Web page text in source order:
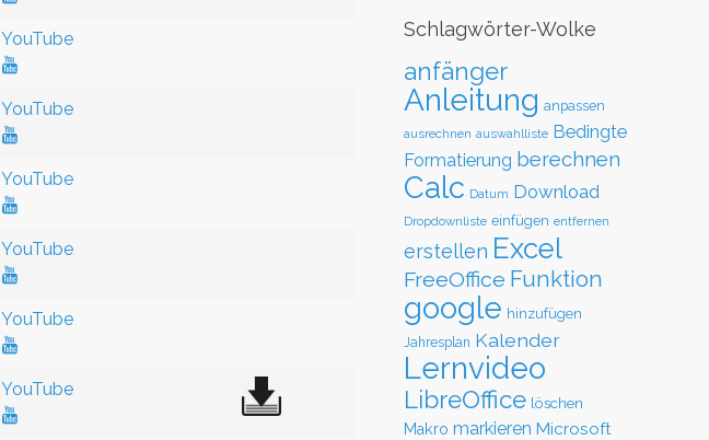
YouTube
YouTube
YouTube
YouTube
YouTube
YouTube
Schlagwörter-Wolke
anfänger
Anleitung anpassen
ausrechnen auswahlliste Bedingte
Formatierung berechnen
Calc Datum Download
Dropdownliste einfügen entfernen
erstellen Excel
FreeOffice Funktion
google hinzufügen
Jahresplan Kalender
Lernvideo
LibreOffice löschen
Makro markieren Microsoft